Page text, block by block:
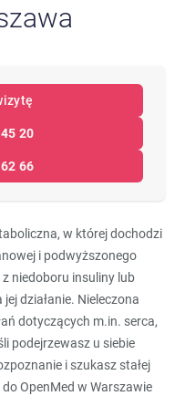
20
66
w której dochodzi
i podwyższonego
niedoboru insuliny lub
działanie. Nieleczona
dotyczących m.in. serca,
podejrzewasz u siebie
i szukasz stałej
OpenMed w Warszawie